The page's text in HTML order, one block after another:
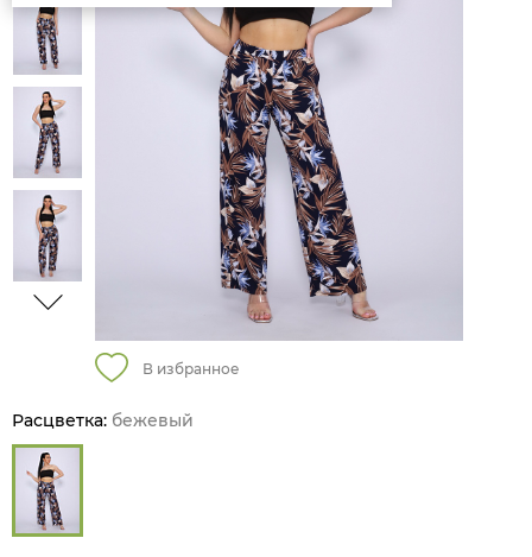
В избранное
Расцветка: бежевый